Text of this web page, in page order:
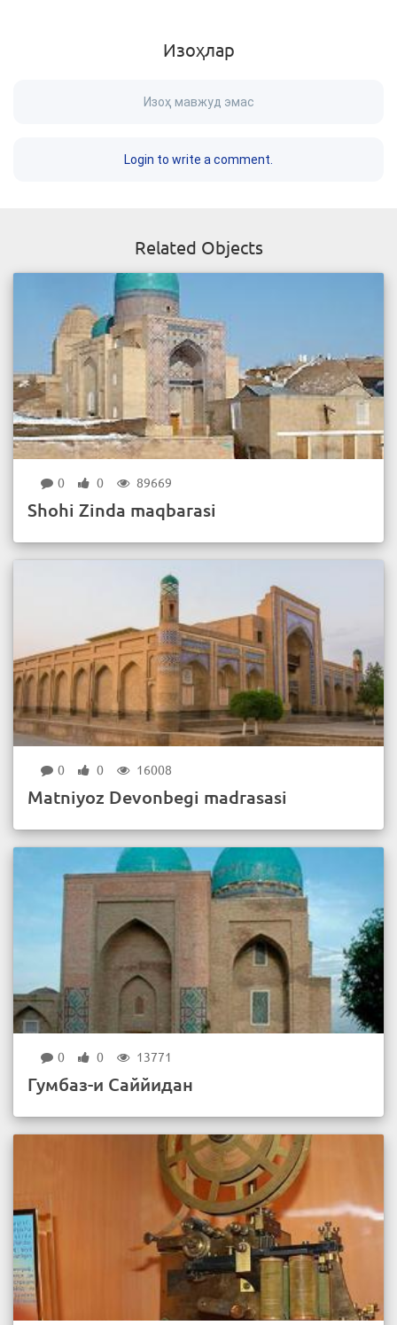
Изоҳлар
Изоҳ мавжуд эмас
Login to write a comment.
Related Objects
0 0 89669
Shohi Zinda maqbarasi
0 0 16008
Matniyoz Devonbegi madrasasi
0 0 13771
Гумбаз-и Саййидан